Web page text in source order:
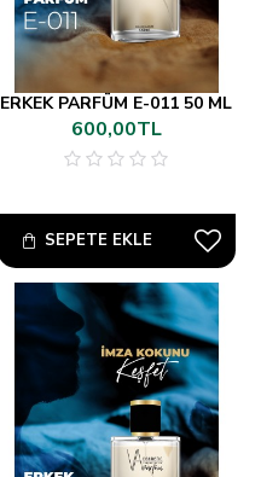
ERKEK PARFÜM E-011 50 ML
600,00TL
SEPETE EKLE